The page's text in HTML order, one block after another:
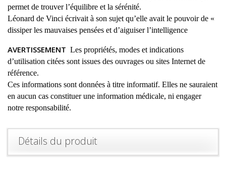
permet de trouver l’équilibre et la sérénité.
Léonard de Vinci écrivait à son sujet qu’elle avait le pouvoir de «
dissiper les mauvaises pensées et d’aiguiser l’intelligence
AVERTISSEMENT Les propriétés, modes et indications
d’utilisation citées sont issues des ouvrages ou sites Internet de
référence.
Ces informations sont données à titre informatif. Elles ne sauraient
en aucun cas constituer une information médicale, ni engager
notre responsabilité.
Détails du produit